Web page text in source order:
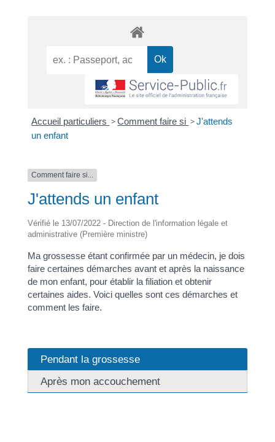
Accueil particuliers >Comment faire si >J'attends
un enfant
Comment faire si...
J'attends un enfant
Vérifié le 13/07/2022 - Direction de l'information légale et
administrative (Première ministre)
Ma grossesse étant confirmée par un médecin, je dois
faire certaines démarches avant et après la naissance
de mon enfant, pour établir la filiation et obtenir
certaines aides. Voici quelles sont ces démarches et
comment les faire.
Pendant la grossesse
Après mon accouchement